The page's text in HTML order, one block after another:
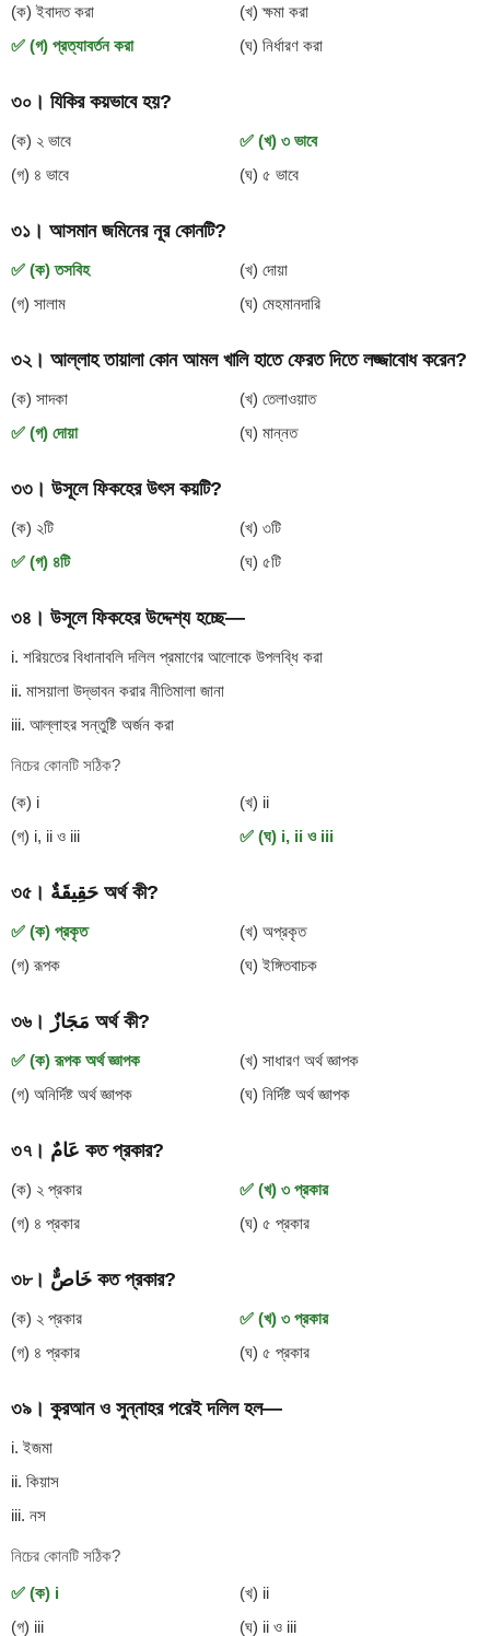
(ক) ইবাদত করা
(খ) ক্ষমা করা
✅ (গ) প্রত্যাবর্তন করা
(ঘ) নির্ধারণ করা
৩০। যিকির কয়ভাবে হয়?
(ক) ২ ভাবে
✅ (খ) ৩ ভাবে
(গ) ৪ ভাবে
(ঘ) ৫ ভাবে
৩১। আসমান জমিনের নূর কোনটি?
✅ (ক) তসবিহ
(খ) দোয়া
(গ) সালাম
(ঘ) মেহমানদারি
৩২। আল্লাহ তায়ালা কোন আমল খালি হাতে ফেরত দিতে লজ্জাবোধ করেন?
(ক) সাদকা
(খ) তেলাওয়াত
✅ (গ) দোয়া
(ঘ) মান্নত
৩৩। উসূলে ফিকহের উৎস কয়টি?
(ক) ২টি
(খ) ৩টি
✅ (গ) ৪টি
(ঘ) ৫টি
৩৪। উসূলে ফিকহের উদ্দেশ্য হচ্ছে—
i. শরিয়তের বিধানাবলি দলিল প্রমাণের আলোকে উপলব্ধি করা
ii. মাসয়ালা উদ্ভাবন করার নীতিমালা জানা
iii. আল্লাহর সন্তুষ্টি অর্জন করা
নিচের কোনটি সঠিক?
(ক) i
(খ) ii
(গ) i, ii ও iii
✅ (ঘ) i, ii ও iii
৩৫। حَقِيقَةٌ অর্থ কী?
✅ (ক) প্রকৃত
(খ) অপ্রকৃত
(গ) রূপক
(ঘ) ইঙ্গিতবাচক
৩৬। مَجَازٌ অর্থ কী?
✅ (ক) রূপক অর্থ জ্ঞাপক
(খ) সাধারণ অর্থ জ্ঞাপক
(গ) অনির্দিষ্ট অর্থ জ্ঞাপক
(ঘ) নির্দিষ্ট অর্থ জ্ঞাপক
৩৭। عَامٌ কত প্রকার?
(ক) ২ প্রকার
✅ (খ) ৩ প্রকার
(গ) ৪ প্রকার
(ঘ) ৫ প্রকার
৩৮। خَاصٌّ কত প্রকার?
(ক) ২ প্রকার
✅ (খ) ৩ প্রকার
(গ) ৪ প্রকার
(ঘ) ৫ প্রকার
৩৯। কুরআন ও সুন্নাহর পরেই দলিল হল—
i. ইজমা
ii. কিয়াস
iii. নস
নিচের কোনটি সঠিক?
✅ (ক) i
(খ) ii
(গ) iii
(ঘ) ii ও iii